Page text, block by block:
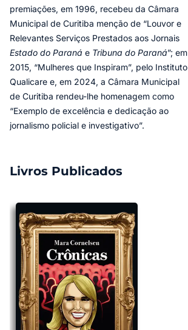
premiações, em 1996, recebeu da Câmara
Municipal de Curitiba menção de “Louvor e
Relevantes Serviços Prestados aos Jornais
Estado do Paraná e Tribuna do Paraná”; em
2015, “Mulheres que Inspiram”, pelo Instituto
Qualicare e, em 2024, a Câmara Municipal
de Curitiba rendeu-lhe homenagem como
“Exemplo de excelência e dedicação ao
jornalismo policial e investigativo”.
Livros Publicados